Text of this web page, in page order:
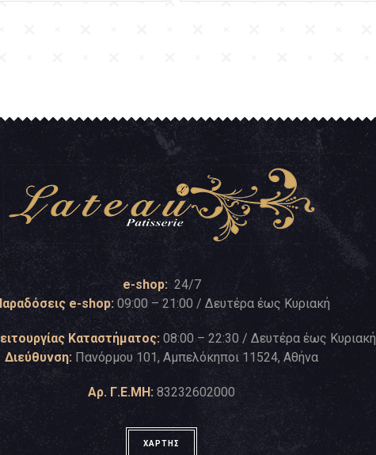
e-shop: 24/7
e-shop: 09:00 – 21:00 / Δευτέρα έως Κυριακή
Καταστήματος: 08:00 – 22:30 / Δευτέρα έως Κυριακή
Διεύθυνση: Πανόρμου 101, Αμπελόκηποι 11524, Αθήνα
Αρ. Γ.Ε.ΜΗ: 83232602000
ΧΑΡΤΗΣ